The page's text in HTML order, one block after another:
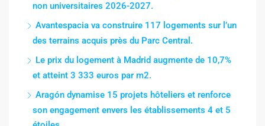
non universitaires 2026-2027.
Avantespacia va construire 117 logements sur l’un
des terrains acquis près du Parc Central.
Le prix du logement à Madrid augmente de 10,7%
et atteint 3 333 euros par m2.
Aragón dynamise 15 projets hôteliers et renforce
son engagement envers les établissements 4 et 5